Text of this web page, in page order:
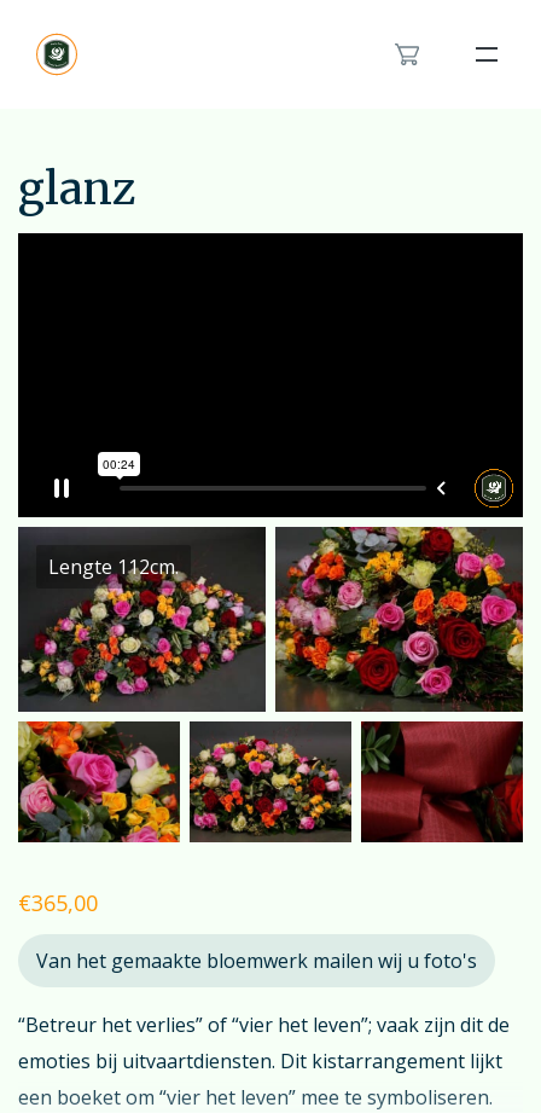
Veldboeket
glanz
Lengte 112cm.
€365,00
Van het gemaakte bloemwerk mailen wij u foto's
“Betreur het verlies” of “vier het leven”; vaak zijn dit de
emoties bij uitvaartdiensten. Dit kistarrangement lijkt
een boeket om “vier het leven” mee te symboliseren.